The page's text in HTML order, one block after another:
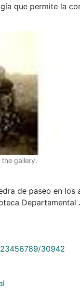
que permite la
gallery.
de paseo en los
Departamental
30942